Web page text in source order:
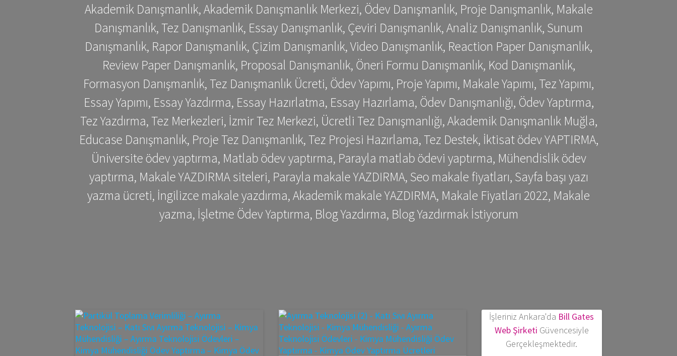
Akademik Danışmanlık, Akademik Danışmanlık Merkezi, Ödev Danışmanlık, Proje Danışmanlık, Makale
Danışmanlık, Tez Danışmanlık, Essay Danışmanlık, Çeviri Danışmanlık, Analiz Danışmanlık, Sunum
Danışmanlık, Rapor Danışmanlık, Çizim Danışmanlık, Video Danışmanlık, Reaction Paper Danışmanlık,
Review Paper Danışmanlık, Proposal Danışmanlık, Öneri Formu Danışmanlık, Kod Danışmanlık,
Formasyon Danışmanlık, Tez Danışmanlık Ücreti, Ödev Yapımı, Proje Yapımı, Makale Yapımı, Tez Yapımı,
Essay Yapımı, Essay Yazdırma, Essay Hazırlatma, Essay Hazırlama, Ödev Danışmanlığı, Ödev Yaptırma,
Tez Yazdırma, Tez Merkezleri, İzmir Tez Merkezi, Ücretli Tez Danışmanlığı, Akademik Danışmanlık Muğla,
Educase Danışmanlık, Proje Tez Danışmanlık, Tez Projesi Hazırlama, Tez Destek, İktisat ödev YAPTIRMA,
Üniversite ödev yaptırma, Matlab ödev yaptırma, Parayla matlab ödevi yaptırma, Mühendislik ödev
yaptırma, Makale YAZDIRMA siteleri, Parayla makale YAZDIRMA, Seo makale fiyatları, Sayfa başı yazı
yazma ücreti, İngilizce makale yazdırma, Akademik makale YAZDIRMA, Makale Fiyatları 2022, Makale
yazma, İşletme Ödev Yaptırma, Blog Yazdırma, Blog Yazdırmak İstiyorum
İşleriniz Ankara'da Bill Gates
Web Şirketi Güvencesiyle
Gerçekleşmektedir.